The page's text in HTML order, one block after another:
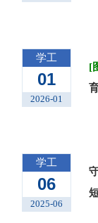
学工
01
2026-01
[
学工
06
2025-06